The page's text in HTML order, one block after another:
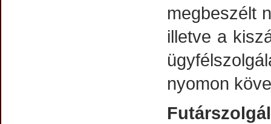
megbeszélt
illetve a
nyomon